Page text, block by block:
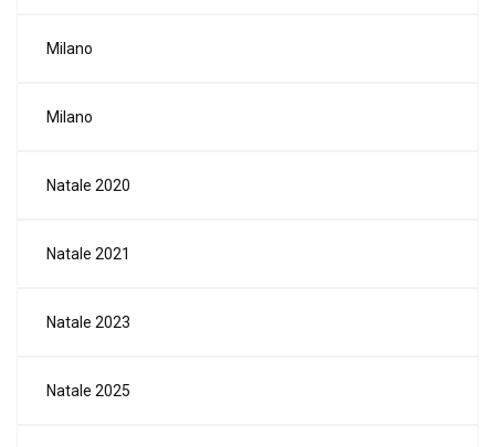
Milano
Milano
Natale 2020
Natale 2021
Natale 2023
Natale 2025